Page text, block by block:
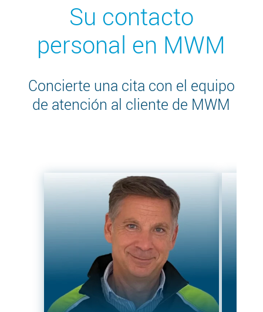
Su contacto
personal en MWM
Concierte una cita con el equipo
de atención al cliente de MWM